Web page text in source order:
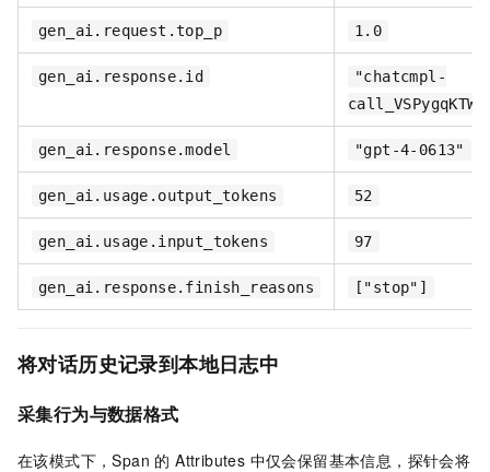
gen_ai.request.top_p 1.0
gen_ai.response.id
"chatcmpl-
gen_ai.response.model "gpt-4-0613"
gen_ai.usage.output_tokens 52
gen_ai.usage.input_tokens 97
gen_ai.response.finish_reasons ["stop"]
将对话历史记录到本地日志中
采集行为与数据格式
在该模式下，Span 的 Attributes 中仅会保留基本信息，探针会将